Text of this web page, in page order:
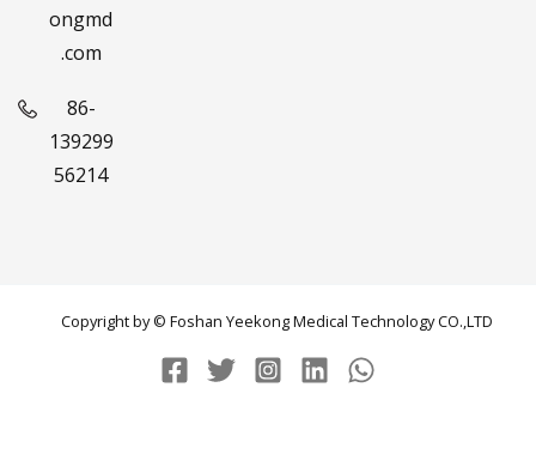
ongmd
.com
86-
139299
56214
Copyright by © Foshan Yeekong Medical Technology CO.,LTD